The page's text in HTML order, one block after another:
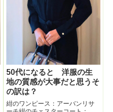
50代になると 洋服の生
地の質感が大事だと思うそ
の訳は？
紺のワンピース：アーバンリサ